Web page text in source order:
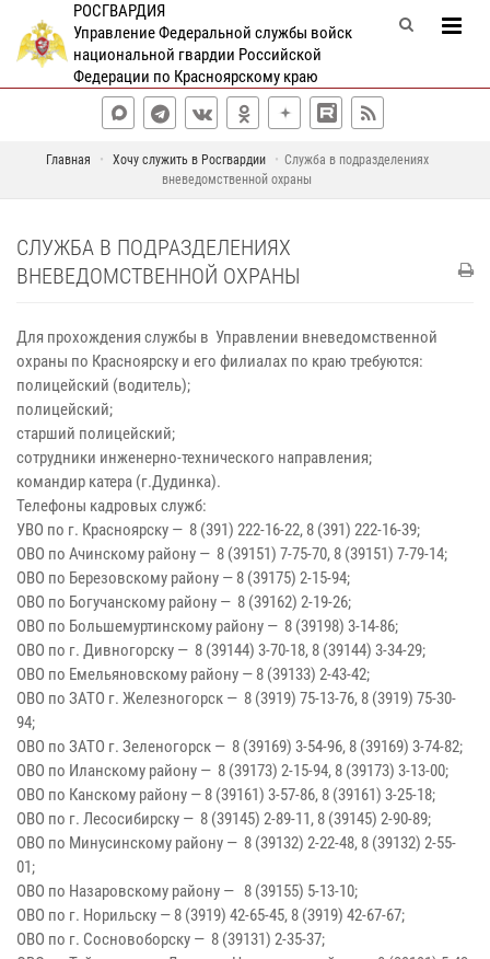
РОСГВАРДИЯ
Управление Федеральной службы войск
национальной гвардии Российской
Федерации по Красноярскому краю
Главная Хочу служить в Росгвардии
Служба в подразделениях
вневедомственной охраны
СЛУЖБА В ПОДРАЗДЕЛЕНИЯХ
ВНЕВЕДОМСТВЕННОЙ ОХРАНЫ
Для прохождения службы в Управлении вневедомственной
охраны по Красноярску и его филиалах по краю требуются:
полицейский (водитель);
полицейский;
старший полицейский;
сотрудники инженерно-технического направления;
командир катера (г.Дудинка).
Телефоны кадровых служб:
УВО по г. Красноярску — 8 (391) 222-16-22, 8 (391) 222-16-39;
ОВО по Ачинскому району — 8 (39151) 7-75-70, 8 (39151) 7-79-14;
ОВО по Березовскому району — 8 (39175) 2-15-94;
ОВО по Богучанскому району — 8 (39162) 2-19-26;
ОВО по Большемуртинскому району — 8 (39198) 3-14-86;
ОВО по г. Дивногорску — 8 (39144) 3-70-18, 8 (39144) 3-34-29;
ОВО по Емельяновскому району — 8 (39133) 2-43-42;
ОВО по ЗАТО г. Железногорск — 8 (3919) 75-13-76, 8 (3919) 75-30-
94;
ОВО по ЗАТО г. Зеленогорск — 8 (39169) 3-54-96, 8 (39169) 3-74-82;
ОВО по Иланскому району — 8 (39173) 2-15-94, 8 (39173) 3-13-00;
ОВО по Канскому району — 8 (39161) 3-57-86, 8 (39161) 3-25-18;
ОВО по г. Лесосибирску — 8 (39145) 2-89-11, 8 (39145) 2-90-89;
ОВО по Минусинскому району — 8 (39132) 2-22-48, 8 (39132) 2-55-
01;
ОВО по Назаровскому району — 8 (39155) 5-13-10;
ОВО по г. Норильску — 8 (3919) 42-65-45, 8 (3919) 42-67-67;
ОВО по г. Сосновоборску — 8 (39131) 2-35-37;